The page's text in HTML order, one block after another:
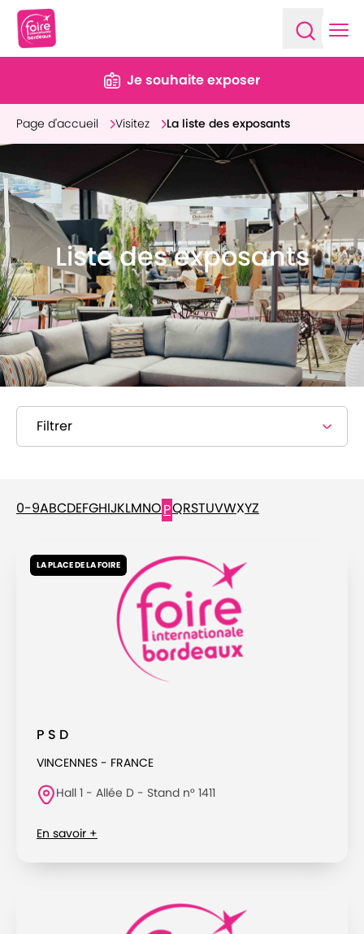
Je souhaite exposer
Page d'accueil Visitez La liste des exposants
Liste des exposants
Filtrer
0-9ABCDEFGHIJKLMNOPQRSTUVWXYZ
LA PLACE DE LA FOIRE
P S D
VINCENNES - FRANCE
Hall 1 - Allée D - Stand n° 1411
En savoir +